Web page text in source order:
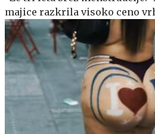
majice razkrila visoko ceno